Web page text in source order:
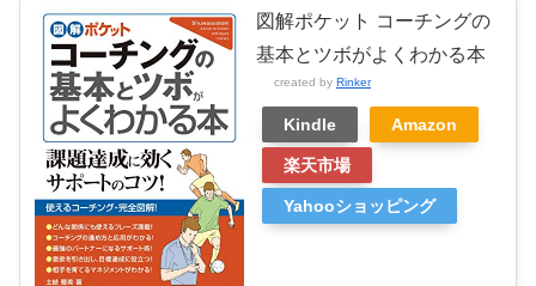
図解ポケット コーチングの
基本とツボがよくわかる本
created by Rinker
Kindle Amazon
楽天市場
Yahooショッピング